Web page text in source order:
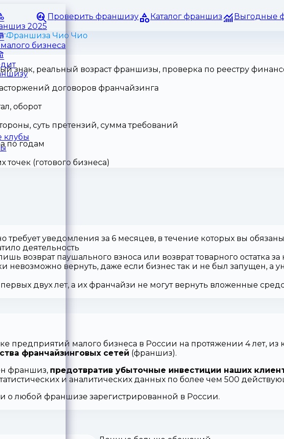
Проверить франшизу Каталог франшиз Выгодные
2025
бизнеса
клубы
Франшиза Чио Чио
знак, реальный возраст франшизы, проверка по реестру
договоров франчайзинга
оборот
суть претензий, сумма требований
по годам
(готового бизнеса)
требует уведомления за 6 месяцев, в течение которых вы
деятельность
возврат паушального взноса или возврат товарного остатка
невозможно вернуть, даже если бизнес так и не был запущен, а
двух лет, а их франчайзи не могут вернуть вложенные
предприятий малого бизнеса в России на протяжении 4 лет, из
франчайзинговых сетей (франшиз).
франшиз, предотвратив убыточные инвестиции наших
и аналитических данных по более чем 500
о любой франшизе зарегистрированной в России.